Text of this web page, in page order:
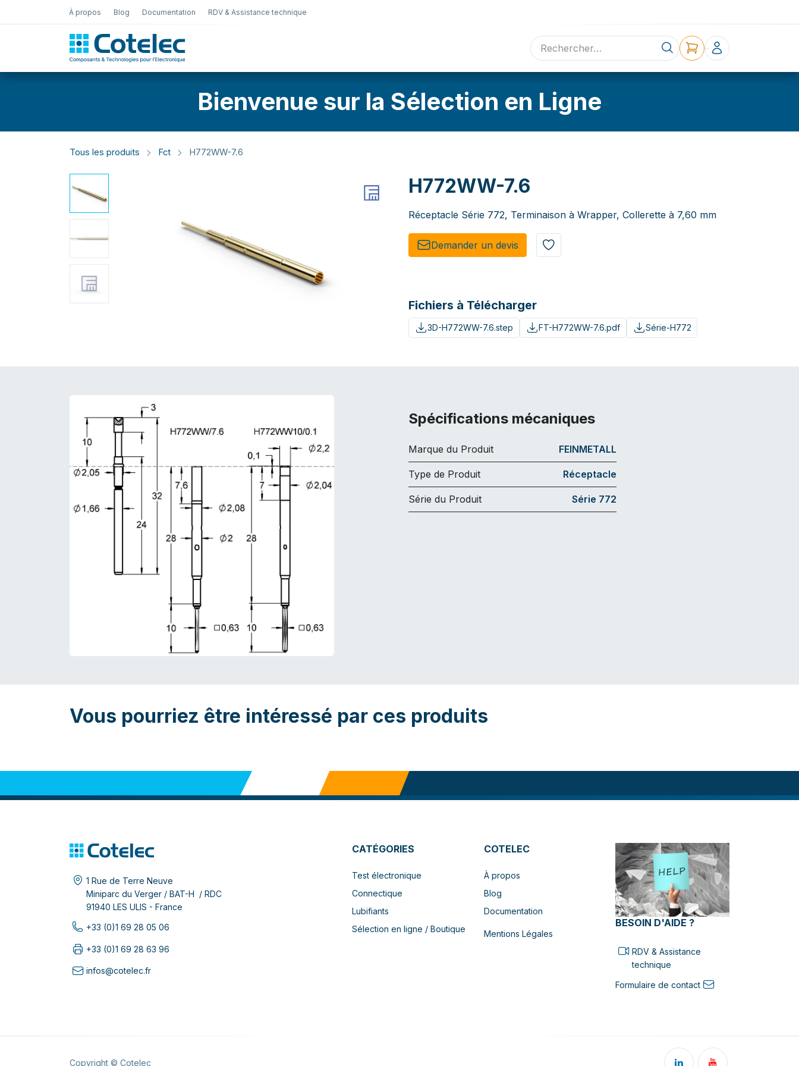
À propos Blog Documentation RDV & Assistance technique
Sélection en ligne Contact
Bienvenue sur la Sélection en Ligne
Tous les produits Fct H772WW-7.6
H772WW-7.6
Réceptacle Série 772, Terminaison à Wrapper, Collerette à 7,60 mm
Demander un de​​vis​​
Fichiers à Télécharger
3D-H772WW-7.6.step FT-H772WW-7.6.pdf Série-H772
Spécifications mécaniques
Marque du Produit FEINMETALL
Type de Produit Réceptacle
Série du Produit Série 772
Vous pourriez être intéressé par ces produits
1 Rue de Terre Neuve
Miniparc du Verger / BAT-H / RDC
91940 LES ULIS - France
+33 (0)1 69 28 05 06
+33 (0)1 69 28 63 96
infos@cotelec.fr
CATÉGORIES
Test électronique
Connectique
Lubifiants
Sélection en ligne / Boutique
COTELEC
À propos
Blog
Documentation
Mentions Légales
BESOIN D'AIDE ?
RDV & Assistance
technique
Formulaire de contact
Copyright © Cotelec